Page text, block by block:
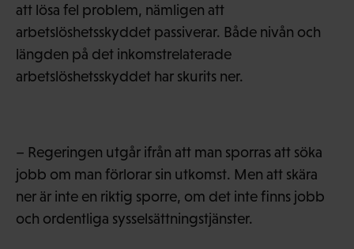
att lösa fel problem, nämligen att
arbetslöshetsskyddet passiverar. Både nivån och
längden på det inkomstrelaterade
arbetslöshetsskyddet har skurits ner.
– Regeringen utgår ifrån att man sporras att söka
jobb om man förlorar sin utkomst. Men att skära
ner är inte en riktig sporre, om det inte finns jobb
och ordentliga sysselsättningstjänster.